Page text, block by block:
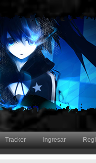
Tracker Ingresar